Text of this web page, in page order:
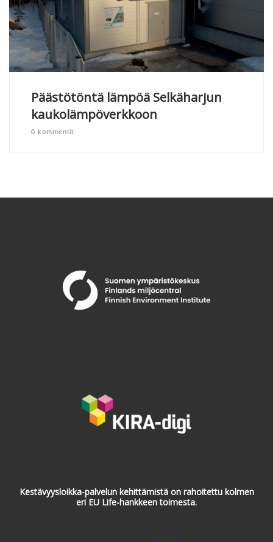
Päästötöntä lämpöä Selkäharjun
kaukolämpöverkkoon
0 kommentit
Kestävyysloikka-palvelun kehittämistä on rahoitettu kolmen
eri EU Life-hankkeen toimesta.